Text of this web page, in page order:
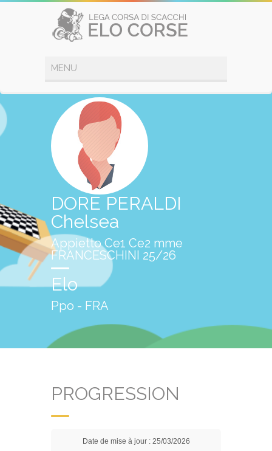
DORE PERALDI
Chelsea
Appietto Ce1 Ce2 mme
FRANCESCHINI 25/26
Elo
Ppo - FRA
PROGRESSION
Date de mise à jour : 25/03/2026